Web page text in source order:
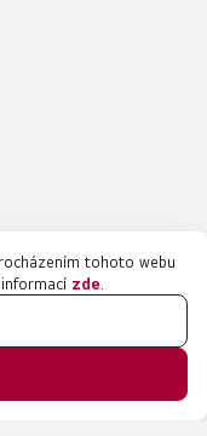
tohoto webu
zde